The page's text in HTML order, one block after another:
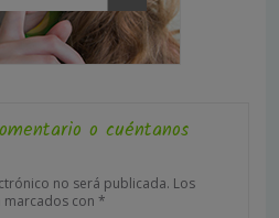
o cuéntanos
no será publicada. Los
con *